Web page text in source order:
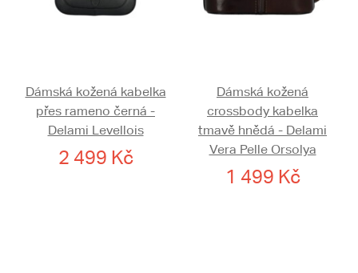
Dámská kožená kabelka
přes rameno černá -
Delami Levellois
2 499 Kč
Dámská kožená
crossbody kabelka
tmavě hnědá - Delami
Vera Pelle Orsolya
1 499 Kč